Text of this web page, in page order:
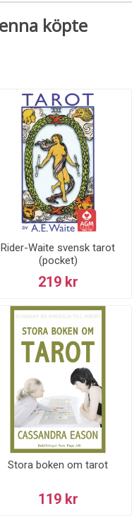
köpte
Rider-Waite svensk tarot
(pocket)
219 kr
Stora boken om tarot
119 kr